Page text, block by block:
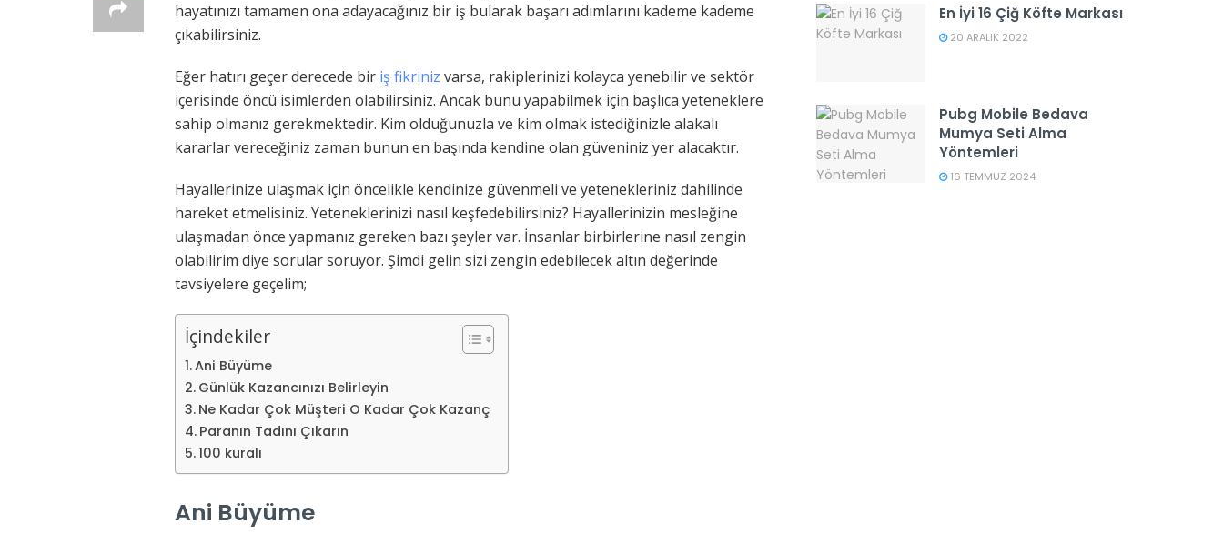
hayatınızı tamamen ona adayacağınız bir iş bularak başarı adımlarını kademe kademe
çıkabilirsiniz.
Eğer hatırı geçer derecede bir iş fikriniz varsa, rakiplerinizi kolayca yenebilir ve sektör
içerisinde öncü isimlerden olabilirsiniz. Ancak bunu yapabilmek için başlıca yeteneklere
sahip olmanız gerekmektedir. Kim olduğunuzla ve kim olmak istediğinizle alakalı
kararlar vereceğiniz zaman bunun en başında kendine olan güveniniz yer alacaktır.
Hayallerinize ulaşmak için öncelikle kendinize güvenmeli ve yetenekleriniz dahilinde
hareket etmelisiniz. Yeteneklerinizi nasıl keşfedebilirsiniz? Hayallerinizin mesleğine
ulaşmadan önce yapmanız gereken bazı şeyler var. İnsanlar birbirlerine nasıl zengin
olabilirim diye sorular soruyor. Şimdi gelin sizi zengin edebilecek altın değerinde
tavsiyelere geçelim;
İçindekiler
Ani Büyüme
Günlük Kazancınızı Belirleyin
Ne Kadar Çok Müşteri O Kadar Çok Kazanç
Paranın Tadını Çıkarın
100 kuralı
Ani Büyüme
En İyi 16 Çiğ Köfte Markası
20 ARALIK 2022
Pubg Mobile Bedava
Mumya Seti Alma
Yöntemleri
16 TEMMUZ 2024